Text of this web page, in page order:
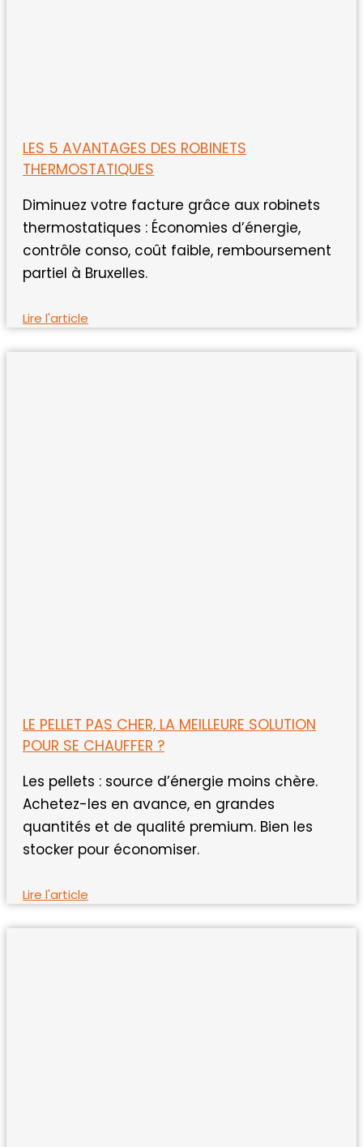
LES 5 AVANTAGES DES ROBINETS
THERMOSTATIQUES
Diminuez votre facture grâce aux robinets
thermostatiques : Économies d’énergie,
contrôle conso, coût faible, remboursement
partiel à Bruxelles.
Lire l'article
LE PELLET PAS CHER, LA MEILLEURE SOLUTION
POUR SE CHAUFFER ?
Les pellets : source d’énergie moins chère.
Achetez-les en avance, en grandes
quantités et de qualité premium. Bien les
stocker pour économiser.
Lire l'article